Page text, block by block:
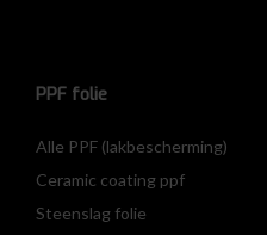
PPF folie
Alle PPF (lakbescherming)
Ceramic coating ppf
Steenslag folie